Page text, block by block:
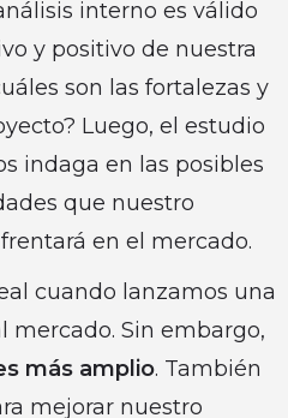
interno es válido
y positivo de nuestra
son las fortalezas y
Luego, el estudio
indaga en las posibles
que nuestro
en el mercado.
cuando lanzamos una
mercado. Sin embargo,
más amplio. También
mejorar nuestro